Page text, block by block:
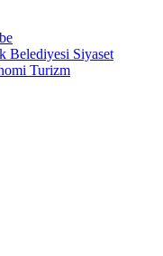
Belediyesi Siyaset
Turizm